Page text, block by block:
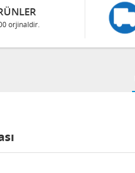
orjinaldir.